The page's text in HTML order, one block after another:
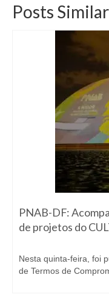
Posts
PNAB-DF:
de projetos do
Nesta quinta-feira, foi
de Termos de